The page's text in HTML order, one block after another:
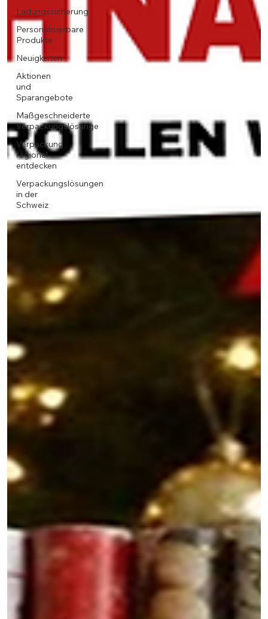
Ladungssicherung
Personalisierbare
Produkte
Neuigkeiten
Aktionen
und
Sparangebote
Maßgeschneiderte
Verpackungslösunge
Verpackung
regional
entdecken
Verpackungslösungen
in der
Schweiz